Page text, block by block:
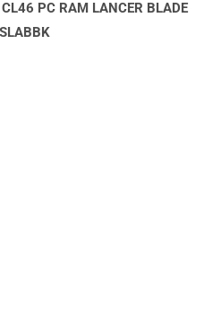
PC RAM LANCER BLADE